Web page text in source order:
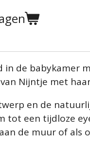
in de babykamer
Nijntje met
en de
tot een tijdloze
de muur of als